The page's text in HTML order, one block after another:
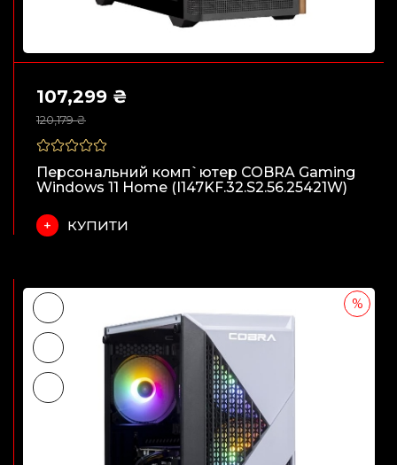
120,179 ₴
107,299 ₴
Персональний комп`ютер COBRA Gaming
Windows 11 Home (I147KF.32.S2.56.25421W)
КУПИТИ